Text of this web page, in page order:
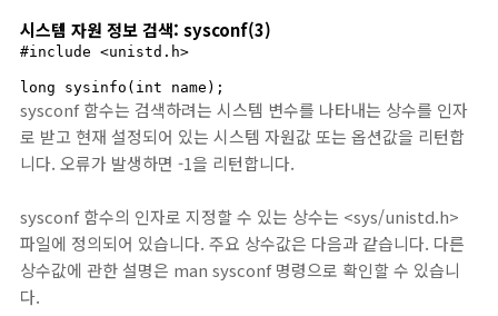
시스템 자원 정보 검색: sysconf(3)
#include <unistd.h>
long sysinfo(int name);
sysconf 함수는 검색하려는 시스템 변수를 나타내는 상수를 인자
로 받고 현재 설정되어 있는 시스템 자원값 또는 옵션값을 리턴합
니다. 오류가 발생하면 -1을 리턴합니다.
sysconf 함수의 인자로 지정할 수 있는 상수는 <sys/unistd.h>
파일에 정의되어 있습니다. 주요 상수값은 다음과 같습니다. 다른
상수값에 관한 설명은 man sysconf 명령으로 확인할 수 있습니
다.